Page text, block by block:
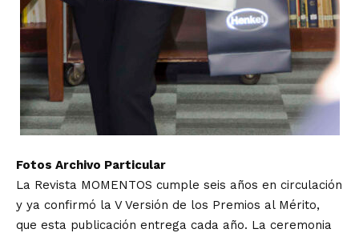
Fotos Archivo Particular
La Revista MOMENTOS cumple seis años en circulación
y ya confirmó la V Versión de los Premios al Mérito,
que esta publicación entrega cada año. La ceremonia